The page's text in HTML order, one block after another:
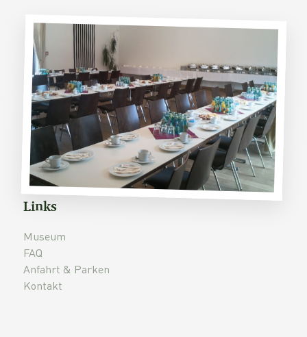
Links
Museum
FAQ
Anfahrt & Parken
Kontakt